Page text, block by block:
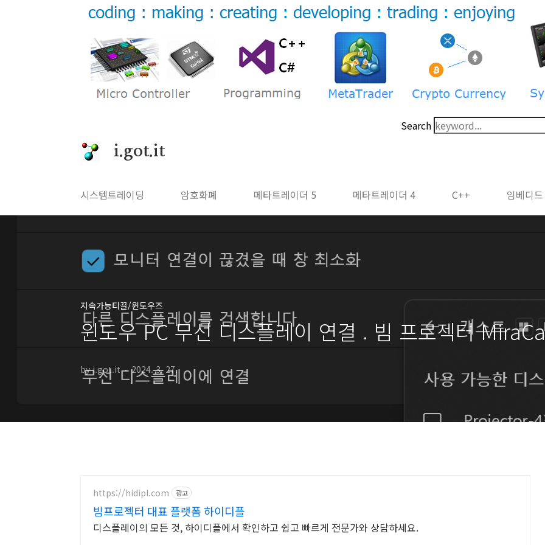
Search
i.got.it
시스템트레이딩 암호화폐 메타트레이더 5 메타트레이더 4 C++ 임베디드
지속가능티끌/윈도우즈
윈도우 PC 무선 디스플레이 연결 . 빔 프로젝터
by i.got.it 2024. 3. 27.
https://hidipl.com 광고
빔프로젝터 대표 플랫폼 하이디플
디스플레이의 모든 것, 하이디플에서 확인하고 쉽고 빠르게 전문가와 상담하세요.